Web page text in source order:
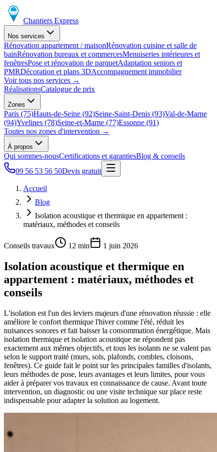
Chantiers Express
Nos services
Rénovation appartement / maisonRénovation cuisine et salle de
bainRénovation bureaux et commercesMenuiseries intérieures et
fenêtresPose et rénovation de parquetAdaptation seniors et
PMRDécoration et plans 3DAccompagnement immobilier
Voir tous nos services →
RéalisationsCatalogue de prix
Zones
Paris (75)Hauts-de-Seine (92)Seine-Saint-Denis (93)Val-de-Marne
(94)Yvelines (78)Seine-et-Marne (77)Essonne (91)
Toutes nos zones d'intervention →
À propos
Qui sommes-nousCertifications et garantiesBlog & conseils
09 56 53 56 50Devis gratuit
Accueil
Blog
Isolation acoustique et thermique en appartement :
matériaux, méthodes et conseils
Conseils travaux 12 min 1 juin 2026
Isolation acoustique et thermique en
appartement : matériaux, méthodes et
conseils
L'isolation est l'un des leviers majeurs d'une rénovation réussie : elle
améliore le confort thermique l'hiver comme l'été, réduit les
nuisances sonores et fait baisser la consommation énergétique. Mais
isolation thermique et isolation acoustique ne répondent pas
exactement aux mêmes objectifs, et tous les isolants ne se valent pas
selon le support traité (murs, sols, plafonds, combles, cloisons,
fenêtres). Ce guide fait le point sur les principales familles d'isolants,
leurs méthodes de pose, leurs avantages et leurs limites, pour vous
aider à préparer vos travaux en connaissance de cause. Avant toute
intervention, un diagnostic ou une visite technique sur place reste
indispensable pour adapter la solution au logement.